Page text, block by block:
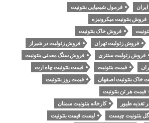
فرمول شیمیایی بنتونیت
فروش بنتونیت میکرونیزه
فروش خاک بنتونیت
فروش زئولیت تهران
فروش زئولیت در شیراز
فروش زئولیت سنتزی
فروش سنگ معدنی بنتونیت
قیمت بنتونیت
قیمت بنتونیت چاه ارت
خاک بنتونیت اصفهان
قیمت روز بنتونیت
قیمت هر تن بنتونیت
تغذیه طیور
کارخانه بنتونیت سمنان
گل بنتونیت چیست
لیست قیمت بنتونیت